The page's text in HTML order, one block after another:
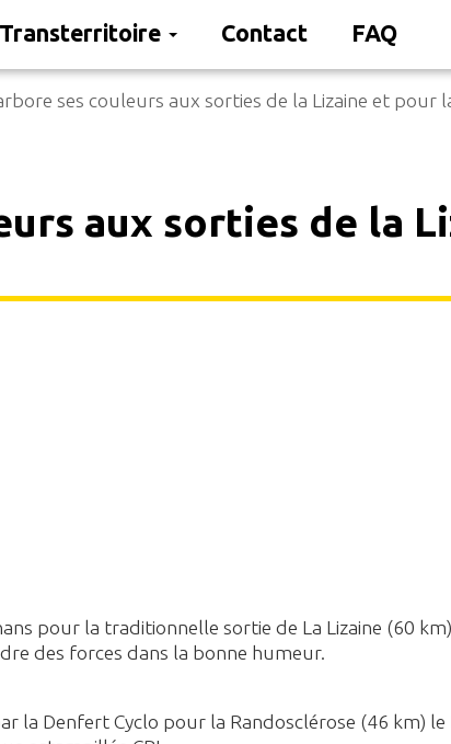
Transterritoire Contact FAQ
ses couleurs aux sorties de la Lizaine et pour
aux sorties de la
pour la traditionnelle sortie de La Lizaine (60
des forces dans la bonne humeur.
la Denfert Cyclo pour la Randosclérose (46 km)